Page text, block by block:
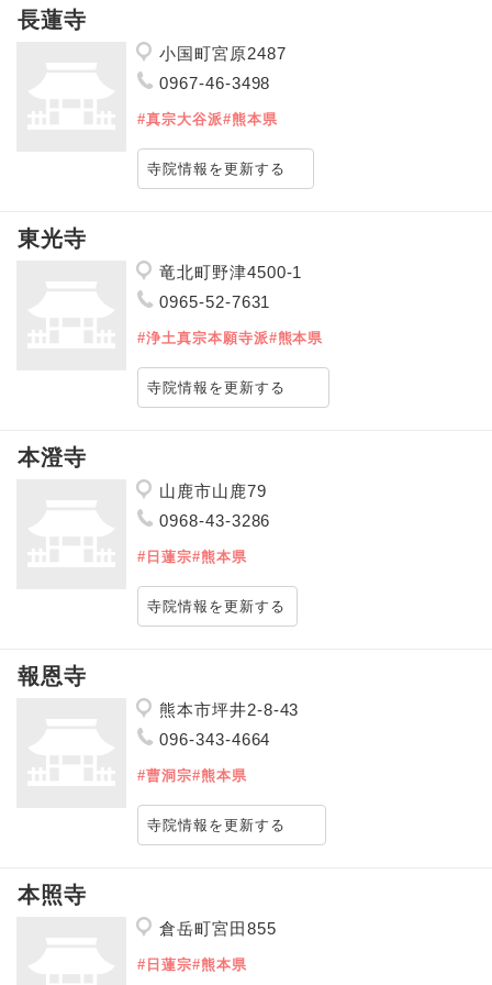
長蓮寺
小国町宮原2487
0967-46-3498
#真宗大谷派#熊本県
寺院情報を更新する
東光寺
竜北町野津4500-1
0965-52-7631
#浄土真宗本願寺派#熊本県
寺院情報を更新する
本澄寺
山鹿市山鹿79
0968-43-3286
#日蓮宗#熊本県
寺院情報を更新する
報恩寺
熊本市坪井2-8-43
096-343-4664
#曹洞宗#熊本県
寺院情報を更新する
本照寺
倉岳町宮田855
#日蓮宗#熊本県